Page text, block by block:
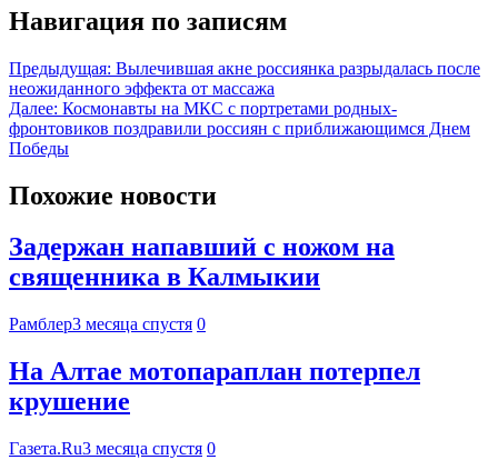
Навигация по записям
Предыдущая: Вылечившая акне россиянка разрыдалась после
неожиданного эффекта от массажа
Далее: Космонавты на МКС с портретами родных-
фронтовиков поздравили россиян с приближающимся Днем
Победы
Похожие новости
Задержан напавший с ножом на
священника в Калмыкии
Рамблер3 месяца спустя 0
На Алтае мотопараплан потерпел
крушение
Газета.Ru3 месяца спустя 0